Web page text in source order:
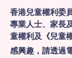
香港兒童權利委
專業人士、家長
童權利及《兒童
感興趣，請透過